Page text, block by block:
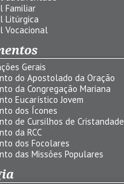
Familiar
Litúrgica
Vocacional
Gerais
do Apostolado da Oração
da Congregação Mariana
Eucarístico Jovem
dos Ícones
de Cursilhos de Cristandade
da RCC
dos Focolares
das Missões Populares